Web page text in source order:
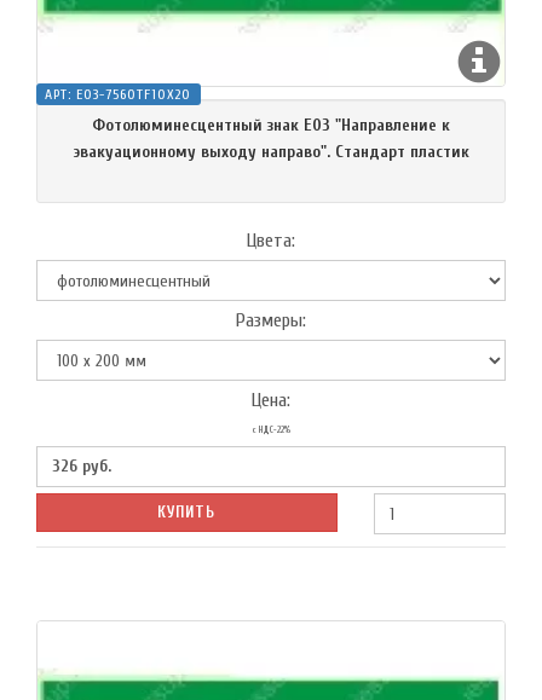
АРТ: E03-7560TF10X20
Фотолюминесцентный знак Е03 "Направление к
эвакуационному выходу направо". Стандарт пластик
Цвета:
Размеры:
Цена:
с НДС-22%
326 руб.
КУПИТЬ